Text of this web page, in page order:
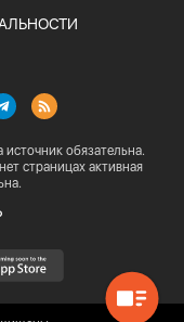
обязательна.
страницах активная